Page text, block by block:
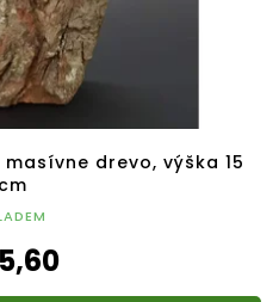
drevo, výška 15
cm